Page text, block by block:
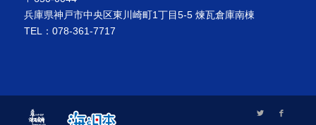
兵庫県神戸市中央区東川崎町1丁目5-5 煉瓦倉庫南棟
TEL：078-361-7717